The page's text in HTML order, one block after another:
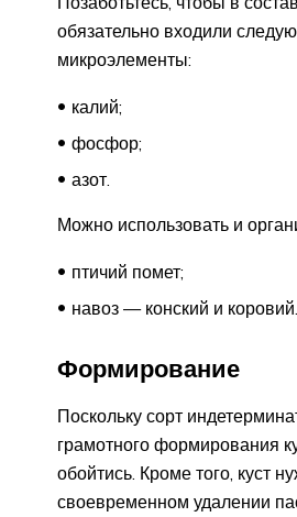
обязательно входили
микроэлементы:
калий;
фосфор;
азот.
Можно использовать и
птичий помет;
навоз — конский и коровий.
Формирование
Поскольку сорт
грамотного формирования
обойтись. Кроме того, куст
своевременном удалении